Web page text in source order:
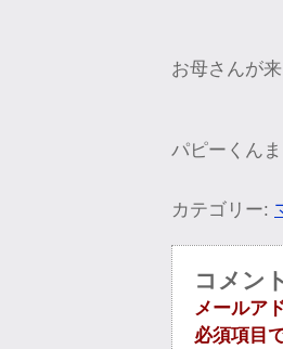
お母さんが
パピーくん
カテゴリー:
コメン
メールア
必須項目